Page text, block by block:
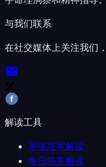
与我们联系
在社交媒体上关注我们
解读工具
单张塔罗解读
每日塔罗解读